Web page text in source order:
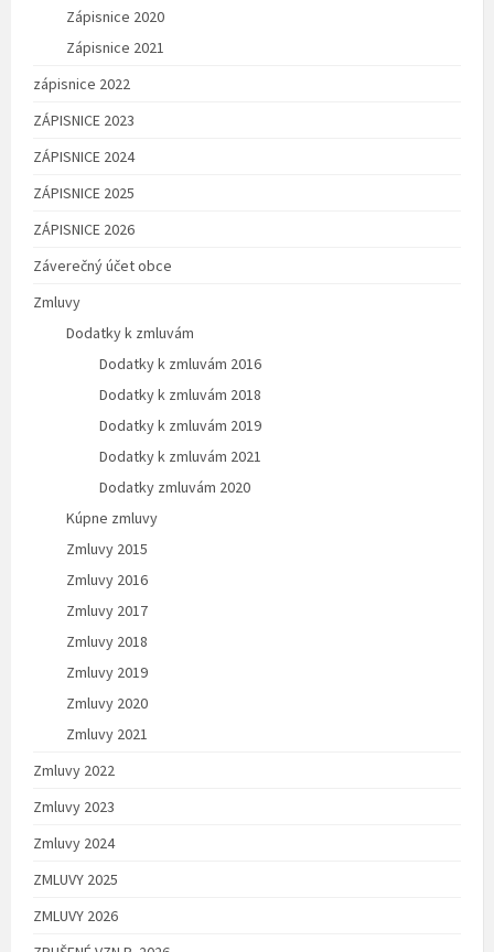
Zápisnice 2020
Zápisnice 2021
zápisnice 2022
ZÁPISNICE 2023
ZÁPISNICE 2024
ZÁPISNICE 2025
ZÁPISNICE 2026
Záverečný účet obce
Zmluvy
Dodatky k zmluvám
Dodatky k zmluvám 2016
Dodatky k zmluvám 2018
Dodatky k zmluvám 2019
Dodatky k zmluvám 2021
Dodatky zmluvám 2020
Kúpne zmluvy
Zmluvy 2015
Zmluvy 2016
Zmluvy 2017
Zmluvy 2018
Zmluvy 2019
Zmluvy 2020
Zmluvy 2021
Zmluvy 2022
Zmluvy 2023
Zmluvy 2024
ZMLUVY 2025
ZMLUVY 2026